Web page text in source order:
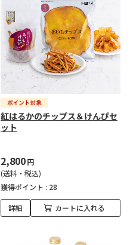
紅はるかのチップス＆けんぴセ
ット
2,800円
(送料・税込)
獲得ポイント : 28
詳細 カートに入れる